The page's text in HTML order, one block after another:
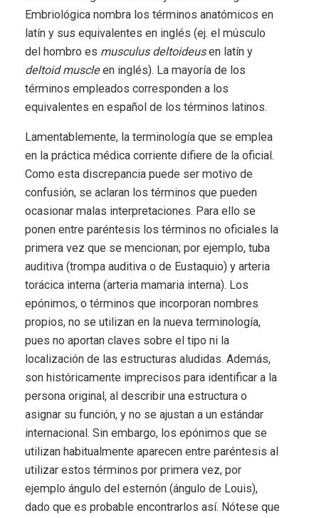
Embriológica nombra los términos anatómicos en
latín y sus equivalentes en inglés (ej. el músculo
del hombro es musculus deltoideusen latín y
deltoid muscleen inglés). La mayoría de los
términos empleados corresponden a los
equivalentes en español de los términos latinos.
Lamentablemente, la terminología que se emplea
en la práctica médica corriente difiere de la oficial.
Como esta discrepancia puede ser motivo de
confusión, se aclaran los términos que pueden
ocasionar malas interpretaciones. Para ello se
ponen entre paréntesis los términos no oficiales la
primera vez que se mencionan; por ejemplo, tuba
auditiva (trompa auditiva o de Eustaquio) y arteria
torácica interna (arteria mamaria interna). Los
epónimos, o términos que incorporan nombres
propios, no se utilizan en la nueva terminología,
pues no aportan claves sobre el tipo ni la
localización de las estructuras aludidas. Además,
son históricamente imprecisos para identificar a la
persona original, al describir una estructura o
asignar su función, y no se ajustan a un estándar
internacional. Sin embargo, los epónimos que se
utilizan habitualmente aparecen entre paréntesis al
utilizar estos términos por primera vez, por
ejemplo ángulo del esternón (ángulo de Louis),
dado que es probable encontrarlos así. Nótese que